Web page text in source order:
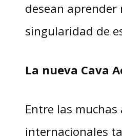
desean aprender
singularidad de
La nueva Cava
Entre las muchas
internacionales